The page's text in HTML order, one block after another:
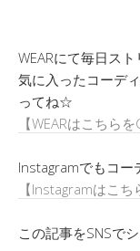
WEARにて毎日ス
気に入ったコーデ
ってね☆
【WEARはこちらを
Instagramでもコー
【Instagramはこち
この記事をSNSで